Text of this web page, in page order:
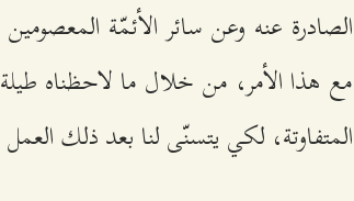
الصادرة عنه وعن سائر الأئمّة المعصومين
مع هذا الأمر، من خلال ما لاحظناه
المتفاوتة، لكي يتسنّى لنا بعد ذلك